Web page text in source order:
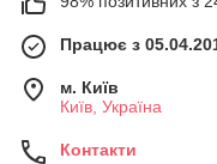
Працює з
м. Київ
Київ, Україна
Контакти